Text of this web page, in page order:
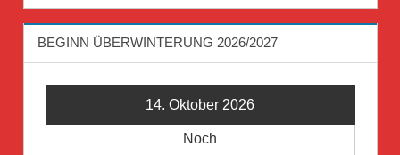
BEGINN ÜBERWINTERUNG 2026/2027
14. Oktober 2026
Noch